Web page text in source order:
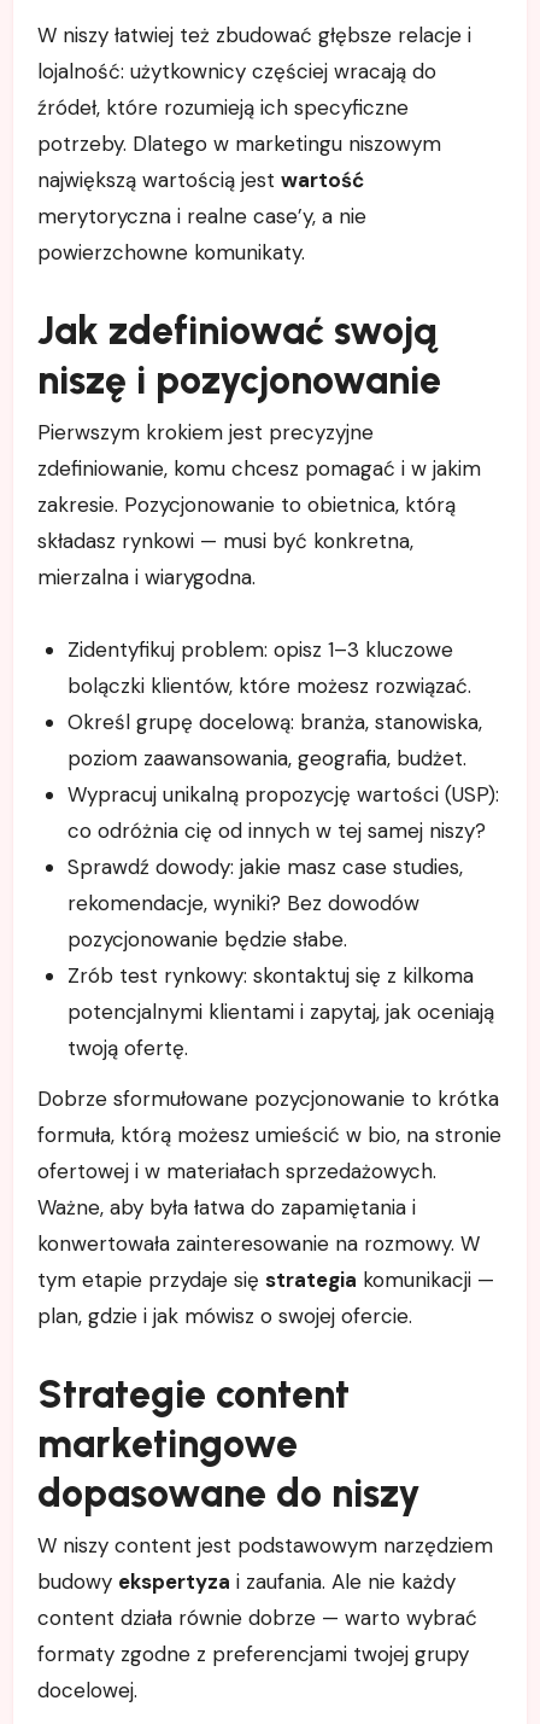
W niszy łatwiej też zbudować głębsze relacje i
lojalność: użytkownicy częściej wracają do
źródeł, które rozumieją ich specyficzne
potrzeby. Dlatego w marketingu niszowym
największą wartością jest wartość
merytoryczna i realne case’y, a nie
powierzchowne komunikaty.
Jak zdefiniować swoją
niszę i pozycjonowanie
Pierwszym krokiem jest precyzyjne
zdefiniowanie, komu chcesz pomagać i w jakim
zakresie. Pozycjonowanie to obietnica, którą
składasz rynkowi — musi być konkretna,
mierzalna i wiarygodna.
Zidentyfikuj problem: opisz 1–3 kluczowe
bolączki klientów, które możesz rozwiązać.
Określ grupę docelową: branża, stanowiska,
poziom zaawansowania, geografia, budżet.
Wypracuj unikalną propozycję wartości (USP):
co odróżnia cię od innych w tej samej niszy?
Sprawdź dowody: jakie masz case studies,
rekomendacje, wyniki? Bez dowodów
pozycjonowanie będzie słabe.
Zrób test rynkowy: skontaktuj się z kilkoma
potencjalnymi klientami i zapytaj, jak oceniają
twoją ofertę.
Dobrze sformułowane pozycjonowanie to krótka
formuła, którą możesz umieścić w bio, na stronie
ofertowej i w materiałach sprzedażowych.
Ważne, aby była łatwa do zapamiętania i
konwertowała zainteresowanie na rozmowy. W
tym etapie przydaje się strategia komunikacji —
plan, gdzie i jak mówisz o swojej ofercie.
Strategie content
marketingowe
dopasowane do niszy
W niszy content jest podstawowym narzędziem
budowy ekspertyza i zaufania. Ale nie każdy
content działa równie dobrze — warto wybrać
formaty zgodne z preferencjami twojej grupy
docelowej.